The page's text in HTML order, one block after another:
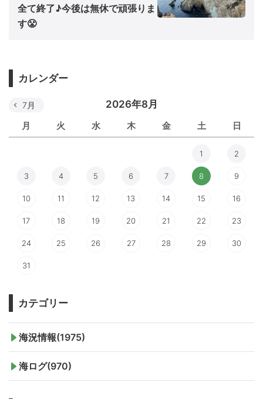
全て終了♪今後は無休で頑張りま
す😤
カレンダー
2026年8月
月 火 水 木 金 土 日
7月
1 2
3 4 5 6 7 8 9
10 11 12 13 14 15 16
17 18 19 20 21 22 23
24 25 26 27 28 29 30
31
カテゴリー
海況情報(1975)
海ログ(970)